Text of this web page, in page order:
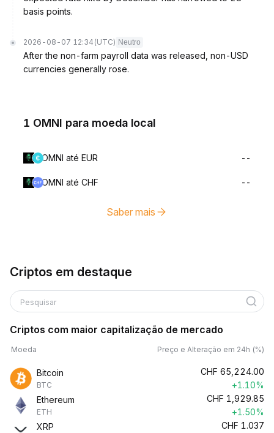
basis points.
2026-08-07 12:34 (UTC) Neutro
After the non-farm payroll data was released, non-USD
currencies generally rose.
1 OMNI para moeda local
OMNI até EUR --
OMNI até CHF --
Saber mais
Criptos em destaque
Pesquisar
Criptos com maior capitalização de mercado
Moeda Preço e Alteração em 24h (%)
Bitcoin
BTC
CHF 65,224.00
+1.10%
Ethereum
ETH
CHF 1,929.85
+1.50%
XRP
CHF 1.037